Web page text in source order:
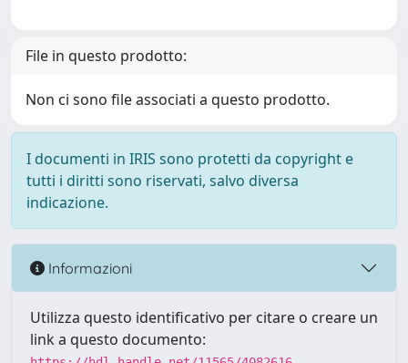
File in questo prodotto:
Non ci sono file associati a questo prodotto.
I documenti in IRIS sono protetti da copyright e
tutti i diritti sono riservati, salvo diversa
indicazione.
Informazioni
Utilizza questo identificativo per citare o creare un
link a questo documento: